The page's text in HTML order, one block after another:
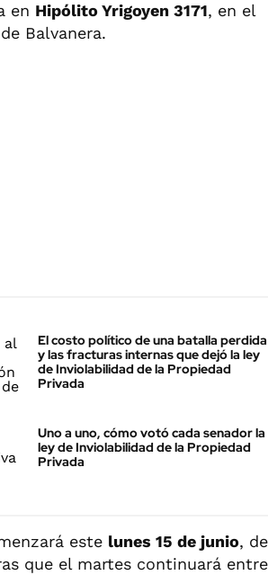
en Hipólito Yrigoyen 3171, en el
Balvanera.
El costo político de una batalla perdida
y las fracturas internas que dejó la ley
de Inviolabilidad de la Propiedad
Privada
Uno a uno, cómo votó cada senador la
ley de Inviolabilidad de la Propiedad
Privada
este lunes 15 de junio, de
que el martes continuará entre